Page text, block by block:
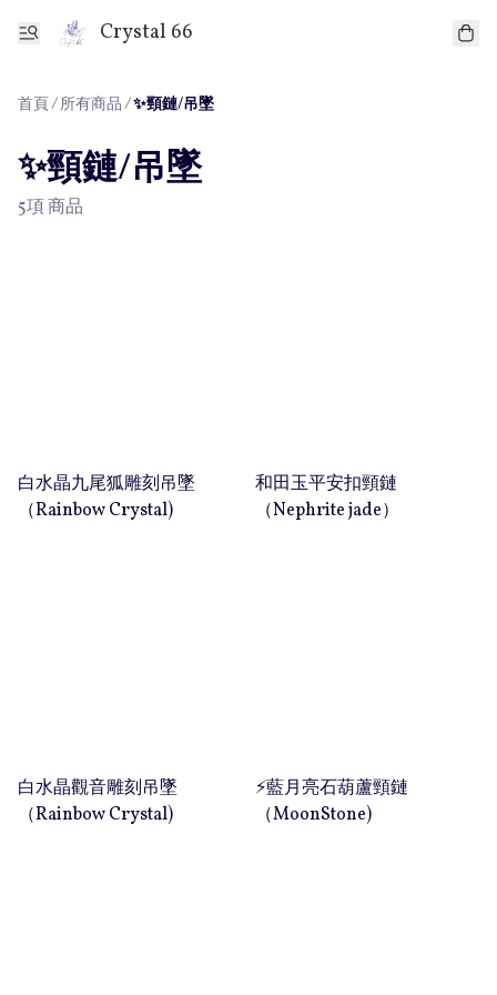
Crystal 66
首頁/所有商品 /✨頸鏈/吊墜
✨頸鏈/吊墜
5項 商品
白水晶九尾狐雕刻吊墜
（Rainbow Crystal)
和田玉平安扣頸鏈
（Nephrite jade）
白水晶觀音雕刻吊墜
（Rainbow Crystal)
⚡️藍月亮石葫蘆頸鏈
（MoonStone)